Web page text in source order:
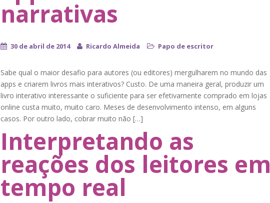
narrativas
30 de abril de 2014 Ricardo Almeida Papo de escritor
Sabe qual o maior desafio para autores (ou editores) mergulharem no mundo das
apps e criarem livros mais interativos? Custo. De uma maneira geral, produzir um
livro interativo interessante o suficiente para ser efetivamente comprado em lojas
online custa muito, muito caro. Meses de desenvolvimento intenso, em alguns
casos. Por outro lado, cobrar muito não […]
Interpretando as
reações dos leitores em
tempo real